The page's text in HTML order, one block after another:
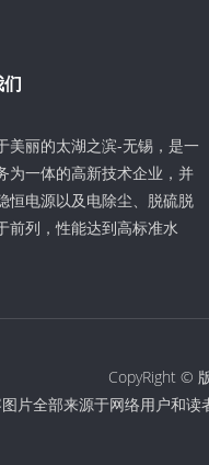
美丽的太湖之滨-无锡，是一
为一体的高新技术企业，并
恒电源以及电除尘、脱硫脱
前列，性能达到高标准水
CopyRight ©
片全部来源于网络用户和